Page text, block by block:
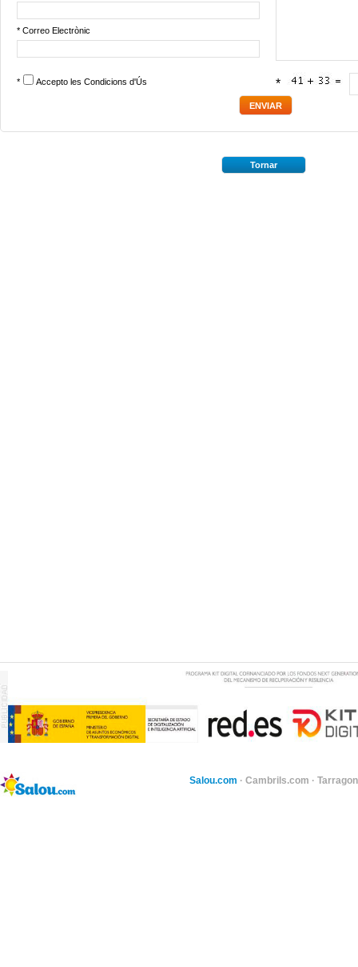
* Correo Electrònic
* Accepto les Condicions d'Ús *
Tornar
Salou.com · Cambrils.com ·